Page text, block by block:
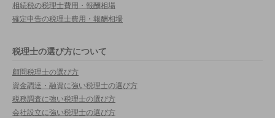
相続税の税理士費用・報酬相場
確定申告の税理士費用・報酬相場
税理士の選び方について
顧問税理士の選び方
資金調達・融資に強い税理士の選び方
税務調査に強い税理士の選び方
会社設立に強い税理士の選び方